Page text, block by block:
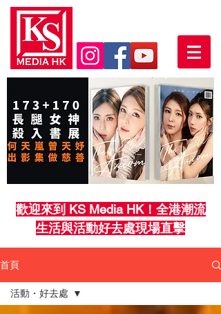
歡迎來到 KS Media HK！全港潮流
生活與活動好去處現場直擊
首頁
活動・好去處